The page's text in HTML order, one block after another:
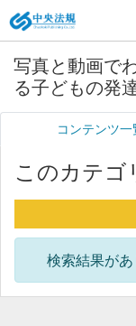
写真と動画で
る子どもの発
コンテンツ一
このカテゴ
検索結果が